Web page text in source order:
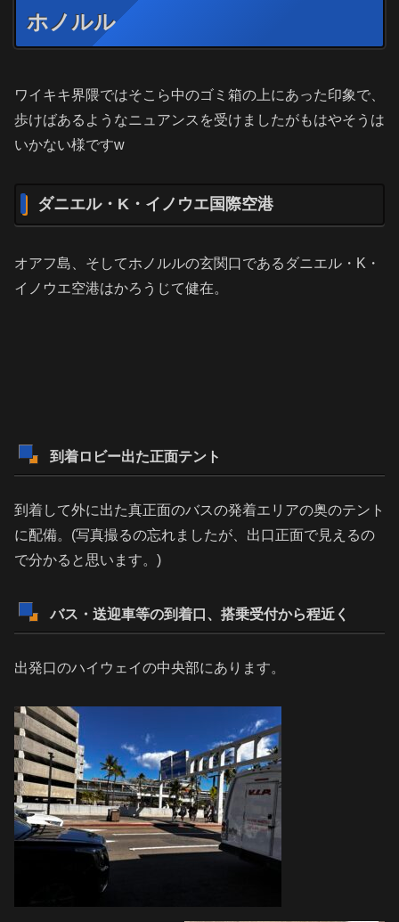
ホノルル
ワイキキ界隈ではそこら中のゴミ箱の上にあった印象で、
歩けばあるようなニュアンスを受けましたがもはやそうは
いかない様ですw
ダニエル・K・イノウエ国際空港
オアフ島、そしてホノルルの玄関口であるダニエル・K・
イノウエ空港はかろうじて健在。
到着ロビー出た正面テント
到着して外に出た真正面のバスの発着エリアの奥のテント
に配備。(写真撮るの忘れましたが、出口正面で見えるの
で分かると思います。)
バス・送迎車等の到着口、搭乗受付から程近く
出発口のハイウェイの中央部にあります。